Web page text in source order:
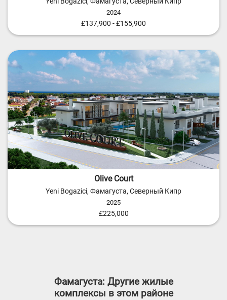
2024
£137,900 - £155,900
Olive Court
Yeni Bogazici, Фамагуста, Северный Кипр
2025
£225,000
Фамагуста: Другие жилые
комплексы в этом районе